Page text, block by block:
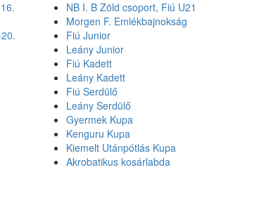
NB I. B Zöld csoport, Fiú U21
Morgen F. Emlékbajnokság
Fiú Junior
Leány Junior
Fiú Kadett
Leány Kadett
Fiú Serdülő
Leány Serdülő
Gyermek Kupa
Kenguru Kupa
Kiemelt Utánpótlás Kupa
Akrobatikus kosárlabda